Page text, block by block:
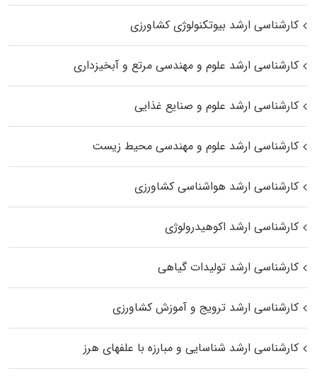
کارشناسی ارشد بیوتکنولوژی کشاورزی
کارشناسی ارشد علوم و مهندسی مرتع و آبخیزداری
کارشناسی ارشد علوم و صنایع غذایی
کارشناسی ارشد علوم و مهندسی محیط زیست
کارشناسی ارشد هواشناسی کشاورزی
کارشناسی ارشد اکوهیدرولوژی
کارشناسی ارشد تولیدات گیاهی
کارشناسی ارشد ترویج و آموزش کشاورزی
کارشناسی ارشد شناسایی و مبارزه با علفهای هرز